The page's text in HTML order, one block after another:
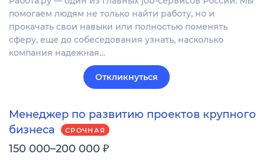
помогаем людям не только найти работу, но и
прокачать свои навыки или полностью поменять
сферу, еще до собеседования узнать, насколько
компания надежная…
Откликнуться
Менеджер по развитию проектов крупного
бизнеса
СРОЧНАЯ
150 000–200 000 ₽